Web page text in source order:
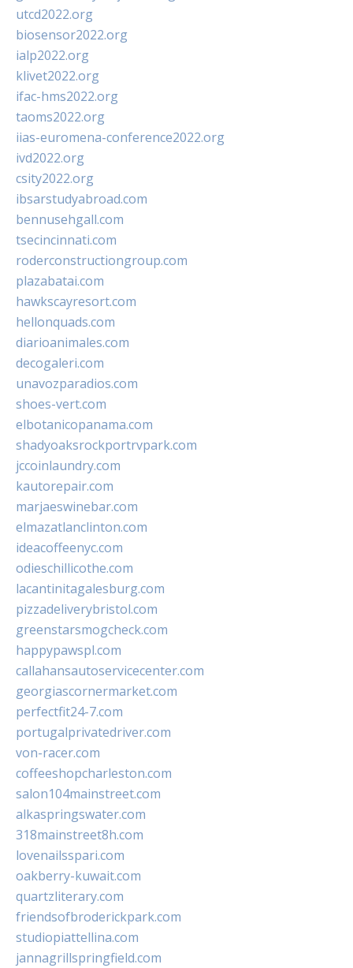
utcd2022.org
biosensor2022.org
ialp2022.org
klivet2022.org
ifac-hms2022.org
taoms2022.org
iias-euromena-conference2022.org
ivd2022.org
csity2022.org
ibsarstudyabroad.com
bennusehgall.com
tsecincinnati.com
roderconstructiongroup.com
plazabatai.com
hawkscayresort.com
hellonquads.com
diarioanimales.com
decogaleri.com
unavozparadios.com
shoes-vert.com
elbotanicopanama.com
shadyoaksrockportrvpark.com
jccoinlaundry.com
kautorepair.com
marjaeswinebar.com
elmazatlanclinton.com
ideacoffeenyc.com
odieschillicothe.com
lacantinitagalesburg.com
pizzadeliverybristol.com
greenstarsmogcheck.com
happypawspl.com
callahansautoservicecenter.com
georgiascornermarket.com
perfectfit24-7.com
portugalprivatedriver.com
von-racer.com
coffeeshopcharleston.com
salon104mainstreet.com
alkaspringswater.com
318mainstreet8h.com
lovenailsspari.com
oakberry-kuwait.com
quartzliterary.com
friendsofbroderickpark.com
studiopiattellina.com
jannagrillspringfield.com